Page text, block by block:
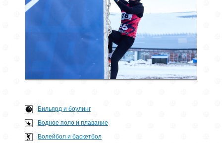
Бильярд и боулинг
Водное поло и плавание
Волейбол и баскетбол